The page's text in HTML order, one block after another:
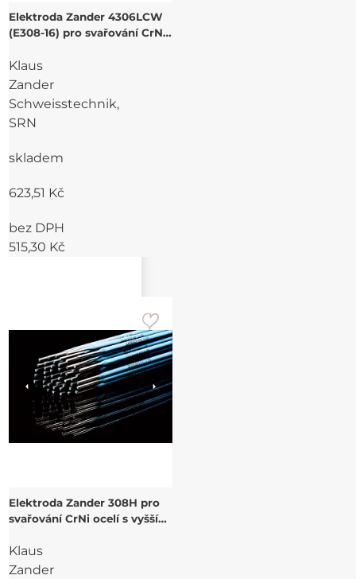
Elektroda Zander 4306LCW
(E308-16) pro svařování CrNi
Klaus
Zander
Schweisstechnik,
SRN
skladem
623,51 Kč
bez DPH
515,30 Kč
Elektroda Zander 308H pro
svařování CrNi ocelí s vyšším
za vyšších teplot
Klaus
Zander